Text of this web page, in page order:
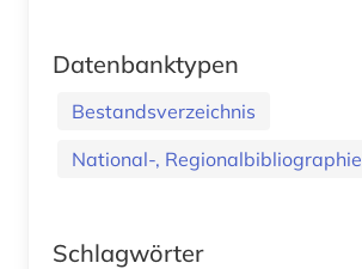
Datenbanktypen
Bestandsverzeichnis
National-, Regionalbibliographie
Schlagwörter